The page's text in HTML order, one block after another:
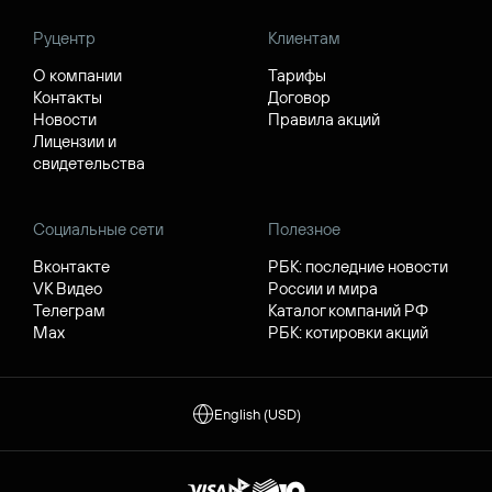
Руцентр
О компании
Контакты
Новости
Лицензии и
свидетельства
Клиентам
Тарифы
Договор
Правила акций
Социальные сети
Вконтакте
VK Видео
Телеграм
Max
Полезное
РБК: последние новости
России и мира
Каталог компаний РФ
РБК: котировки акций
English (USD)